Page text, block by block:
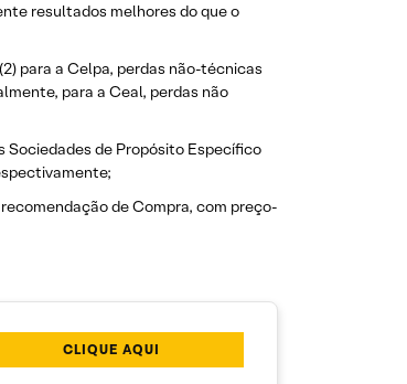
resultados melhores do que o
para a Celpa, perdas não-técnicas
para a Ceal, perdas não
Sociedades de Propósito Específico
de Compra, com preço-
CLIQUE AQUI